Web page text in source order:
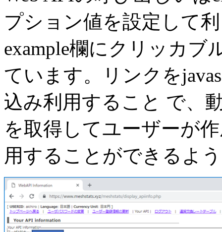
プション値を設定して
example欄にクリッカブ
ています。リンクを
込み利用すること で、
を取得してユーザーが
用することができるよ